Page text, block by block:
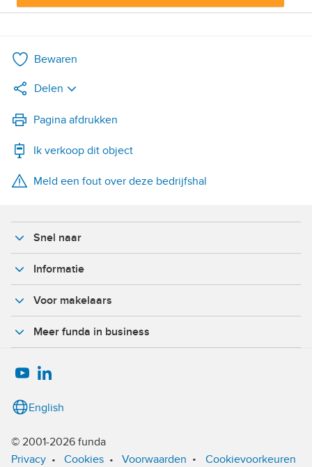
Bewaren
Delen
LinkedIn
WhatsApp
X
Pagina afdrukken
Ik verkoop dit object
Meld een fout over deze bedrijfshal
Snel naar
Informatie
Voor makelaars
Meer funda in business
© 2001-2026 funda
Privacy • Cookies • Voorwaarden • Cookievoorkeuren
English